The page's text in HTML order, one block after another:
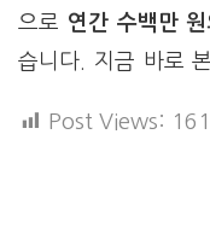
으로 연간 수백만
습니다. 지금 바로
Post Views: 161